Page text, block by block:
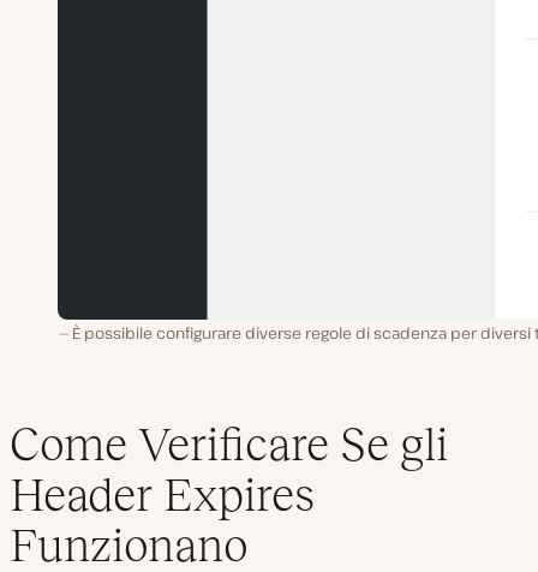
È possibile configurare diverse regole di scadenza per diversi
Come Verificare Se gli
Header Expires
Funzionano